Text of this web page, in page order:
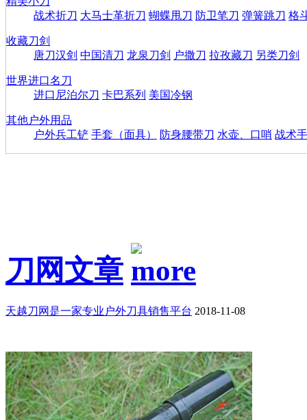
战术折刀 大马士革折刀 蝴蝶甩刀 防卫笔刀 弹簧跳刀 格
收藏刀剑
唐刀汉剑 中国清刀 龙泉刀剑 户撒刀 拉孜藏刀 另类刀剑
世界进口名刀
进口尼泊尔刀 卡巴系列 美国冷钢
其他户外用品
户外兵工铲 手套（面具） 防身腰带刀 水壶、口哨 战术
刀网文章
天越刀网是一家专业户外刀具销售平台 2018-11-08